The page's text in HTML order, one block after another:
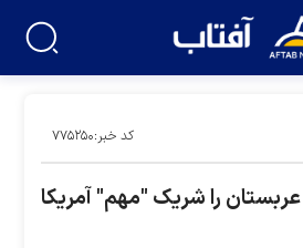
کد خبر:۷۷۵۲۵۰
را شریک "مهم" آمریکا